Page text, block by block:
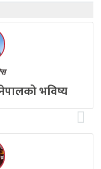
भविष्य